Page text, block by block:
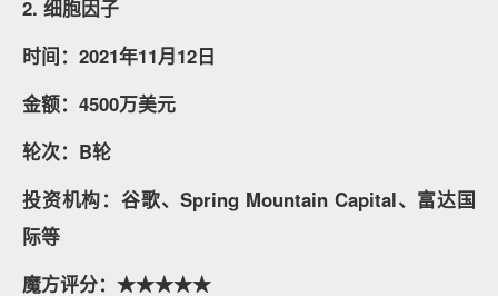
2. 细胞因子
时间：2021年11月12日
金额：4500万美元
轮次：B轮
投资机构：谷歌、Spring Mountain Capital、富达国
际等
魔方评分：★★★★★